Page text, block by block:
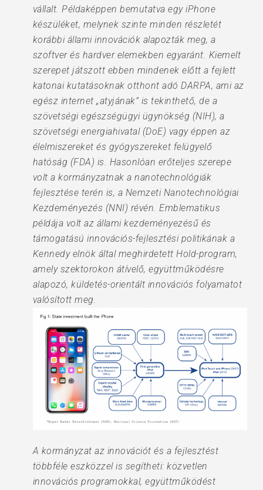
vállalt. Példaképpen bemutatva egy iPhone
készüléket, melynek szinte minden részletét
korábbi állami innovációk alapozták meg, a
szoftver és hardver elemekben egyaránt. Kiemelt
szerepet játszott ebben mindenek előtt a fejlett
katonai kutatásoknak otthont adó DARPA, ami az
egész internet „atyjának” is tekinthető, de a
szövetségi egészségügyi ügynökség (NIH), a
szövetségi energiahivatal (DoE) vagy éppen az
élelmiszereket és gyógyszereket felügyelő
hatóság (FDA) is. Hasonlóan erőteljes szerepe
volt a kormányzatnak a nanotechnológiák
fejlesztése terén is, a Nemzeti Nanotechnológiai
Kezdeményezés (NNI) révén. Emblematikus
példája volt az állami kezdeményezésű és
támogatású innovációs-fejlesztési politikának a
Kennedy elnök által meghirdetett Hold-program,
amely szektorokon átívelő, együttműködésre
alapozó, küldetés-orientált innovációs folyamatot
valósított meg.
A kormányzat az innovációt és a fejlesztést
többféle eszközzel is segítheti: közvetlen
innovációs programokkal, együttműködést